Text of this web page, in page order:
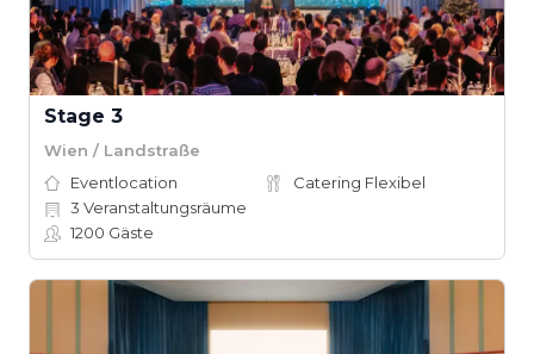
Stage 3
Wien / Landstraße
Eventlocation
Catering Flexibel
3 Veranstaltungsräume
1200 Gäste